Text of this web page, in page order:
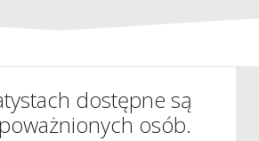
dostępne są
osób.